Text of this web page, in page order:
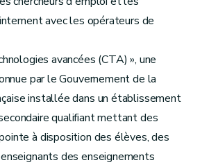
avec les opérateurs de
avancées (CTA) », une
par le Gouvernement de la
installée dans un établissement
qualifiant mettant des
à disposition des élèves, des
des enseignements